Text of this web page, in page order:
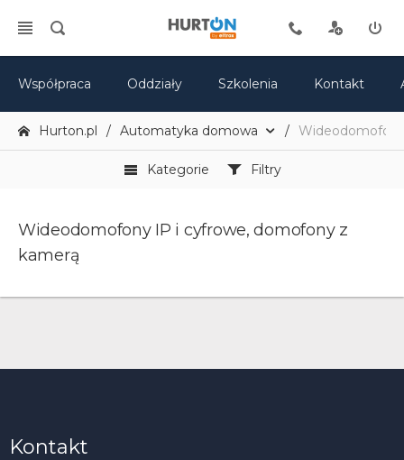
Współpraca Oddziały Szkolenia Kontakt
Hurton.pl Automatyka domowa
Kategorie Filtry
Wideodomofony IP i cyfrowe, domofony z
kamerą
Kontakt